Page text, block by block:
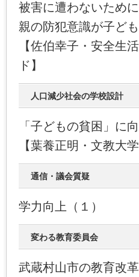
被害に遭わないため
親の防犯意識が子ど
【佐伯幸子・安全生
ド】
人口減少社会の学校設計
「子どもの貧困」に
【葉養正明・文教大学
通信・議会質疑
学力向上（１）
変わる教育委員会
武蔵村山市の教育改